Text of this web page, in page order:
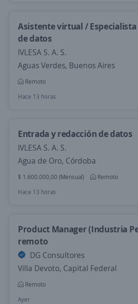
Asistente virtual /
de datos
IVLESA S. A. S.
Aguas Verdes, Buenos Aires
Remoto
Hace 13 horas
Entrada y redacción de datos
IVLESA S. A. S.
Agua de Oro, Córdoba
$ 1.600.000,00 (Mensual)
Remoto
Hace 13 horas
Product Manager (Industria
remoto
DG Consultores
Villa Devoto, Capital Federal
Remoto
Ayer